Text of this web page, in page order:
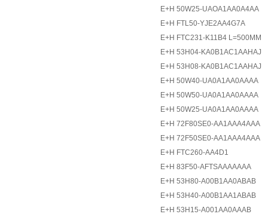
E+H 50W25-UAOA1AA0A4AA
E+H FTL50-YJE2AA4G7A
E+H FTC231-K11B4 L=500MM
E+H 53H04-KA0B1AC1AAHAJ
E+H 53H08-KA0B1AC1AAHAJ
E+H 50W40-UA0A1AA0AAAA
E+H 50W50-UA0A1AA0AAAA
E+H 50W25-UA0A1AA0AAAA
E+H 72F80SE0-AA1AAA4AAA
E+H 72F50SE0-AA1AAA4AAA
E+H FTC260-AA4D1
E+H 83F50-AFTSAAAAAAA
E+H 53H80-A00B1AA0ABAB
E+H 53H40-A00B1AA1ABAB
E+H 53H15-A001AA0AAAB